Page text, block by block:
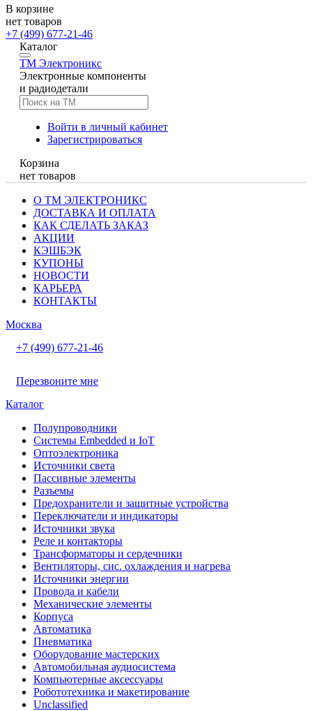
В корзине
нет товаров
+7 (499) 677-21-46
Каталог
TM Электроникс
Электронные компоненты
и радиодетали
Войти в личный кабинет
Зарегистрироваться
Корзина
нет товаров
О ТМ ЭЛЕКТРОНИКС
ДОСТАВКА И ОПЛАТА
КАК СДЕЛАТЬ ЗАКАЗ
АКЦИИ
КЭШБЭК
КУПОНЫ
НОВОСТИ
КАРЬЕРА
КОНТАКТЫ
Москва
+7 (499) 677-21-46
Перезвоните мне
Каталог
Полупроводники
Системы Embedded и IoT
Oптоэлектроника
Источники света
Пассивные элементы
Разъeмы
Предохранители и защитные устройства
Переключатели и индикаторы
Источники звука
Реле и контакторы
Трансформаторы и сердечники
Вентиляторы, сис. охлаждения и нагрева
Источники энергии
Провода и кабели
Механические элементы
Корпуса
Автоматика
Пневматика
Оборудование мастерских
Автомобильная аудиосистема
Компьютерные аксессуары
Робототехника и макетирование
Unclassified